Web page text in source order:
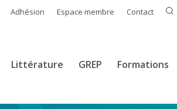
Adhésion Espace membre Contact
Littérature GREP Formations